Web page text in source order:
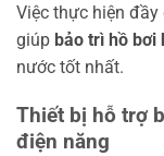
Việc thực hiện
giúp bảo trì hồ bơi
nước tốt nhất.
Thiết bị hỗ trợ
điện năng